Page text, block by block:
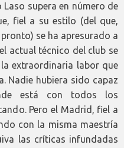
Laso supera en número de
fiel a su estilo (del que,
se ha apresurado a
actual técnico del club se
extraordinaria labor que
Nadie hubiera sido capaz
está con todos los
Pero el Madrid, fiel a
con la misma maestría
las críticas infundadas